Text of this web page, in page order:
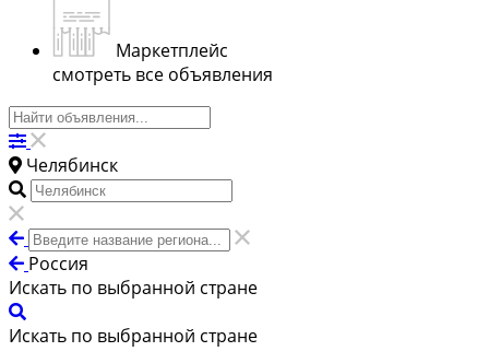
Маркетплейс
смотреть все объявления
Челябинск
Россия
Искать по выбранной стране
Искать по выбранной стране